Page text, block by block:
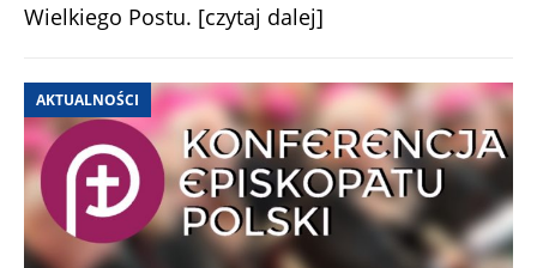
Wielkiego Postu. [czytaj dalej]
AKTUALNOŚCI